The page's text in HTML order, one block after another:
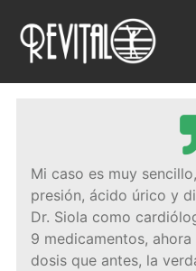
Mi caso es muy
presión, ácido úrico y
Dr. Siola como
9 medicamentos,
dosis que antes, la